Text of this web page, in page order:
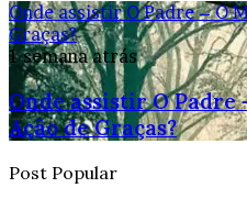
Onde assistir O Padre – O
Graças?
1 semana atrás
Onde assistir O Padre
Ação de Graças?
Post Popular